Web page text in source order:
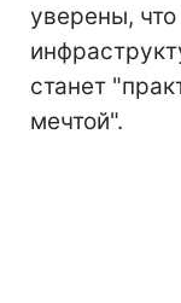
уверены, что
станет
мечтой".